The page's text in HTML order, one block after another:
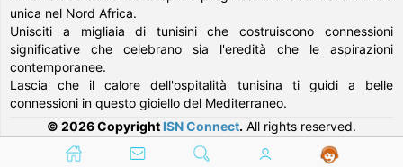
unica nel Nord Africa.
Unisciti a migliaia di tunisini che costruiscono connessioni
significative che celebrano sia l'eredità che le aspirazioni
contemporanee.
Lascia che il calore dell'ospitalità tunisina ti guidi a belle
connessioni in questo gioiello del Mediterraneo.
© 2026 Copyright ISN Connect. All rights reserved.